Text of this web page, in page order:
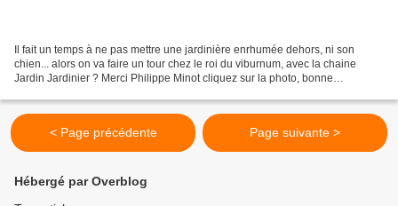
Il fait un temps à ne pas mettre une jardinière enrhumée dehors, ni son
chien... alors on va faire un tour chez le roi du viburnum, avec la chaine
Jardin Jardinier ? Merci Philippe Minot cliquez sur la photo, bonne
< Page précédente Page suivante >
Hébergé par Overblog